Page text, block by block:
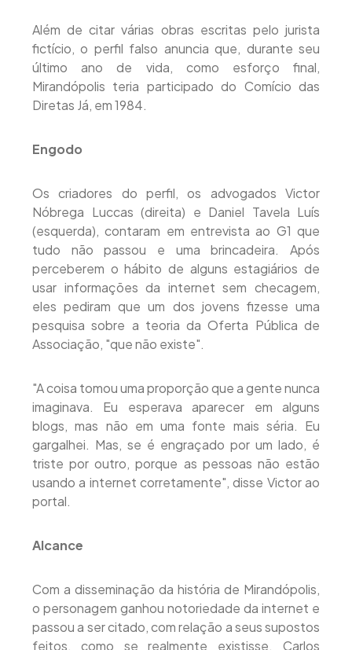
Além de citar várias obras escritas pelo jurista
fictício, o perfil falso anuncia que, durante seu
último ano de vida, como esforço final,
Mirandópolis teria participado do Comício das
Diretas Já, em 1984.
Engodo
Os criadores do perfil, os advogados Victor
Nóbrega Luccas (direita) e Daniel Tavela Luís
(esquerda), contaram em entrevista ao G1 que
tudo não passou e uma brincadeira. Após
perceberem o hábito de alguns estagiários de
usar informações da internet sem checagem,
eles pediram que um dos jovens fizesse uma
pesquisa sobre a teoria da Oferta Pública de
Associação, "que não existe".
"A coisa tomou uma proporção que a gente nunca
imaginava. Eu esperava aparecer em alguns
blogs, mas não em uma fonte mais séria. Eu
gargalhei. Mas, se é engraçado por um lado, é
triste por outro, porque as pessoas não estão
usando a internet corretamente", disse Victor ao
portal.
Alcance
Com a disseminação da história de Mirandópolis,
o personagem ganhou notoriedade da internet e
passou a ser citado, com relação a seus supostos
feitos, como se realmente existisse. Carlos